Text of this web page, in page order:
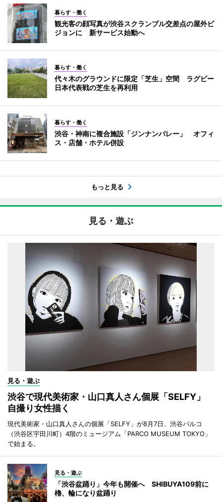
暮らす・働く
観光客の顔写真が渋谷スクランブル交差点の屋外ビ
ジョンに 新サービス始動へ
暮らす・働く
代々木のグラウンドに限定「芝生」空間 ラグビー
日本代表戦の芝生を再利用
暮らす・働く
渋谷・神南に複合施設「ジンナンバレー」 オフィ
ス・店舗・ホテル併設
もっと見る
見る・遊ぶ
見る・遊ぶ
渋谷で現代美術家・山口真人さん個展「SELFY」
自撮り女性描く
現代美術家・山口真人さんの個展「SELFY」が8月7日、渋谷パルコ
（渋谷区宇田川町）4階のミュージアム「PARCO MUSEUM TOKYO」
で始まる。
見る・遊ぶ
「渋谷盆踊り」今年も開催へ SHIBUYA109前に
櫓、輪になり盆踊り